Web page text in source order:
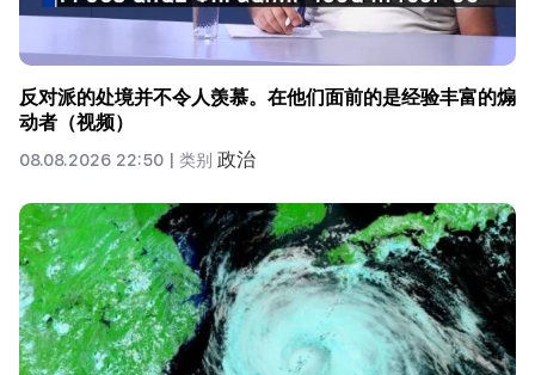
反对派的处境并不令人羡慕。在他们面前的是经验丰富的煽
动者（视频）
08.08.2026 22:50 | 类别 政治